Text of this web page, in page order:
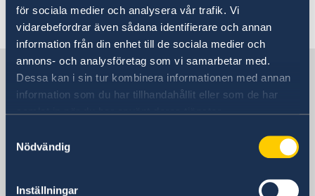
för sociala medier och analysera vår trafik. Vi
vidarebefordrar även sådana identifierare och annan
information från din enhet till de sociala medier och
annons- och analysföretag som vi samarbetar med.
Dessa kan i sin tur kombinera informationen med annan
information som du har tillhandahållit eller som de har
samlat in när du har använt deras tjänster.
Nödvändig
Inställningar
Konsulatet i Managua håller stängt
Sverige i Guatemala
Sveriges ambassad
Besöksadress
Reforma 10, Nivel 11, Ciudad de